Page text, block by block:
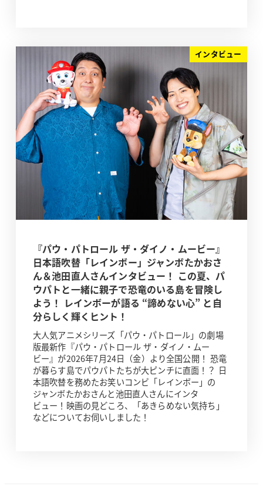
インタビュー
『パウ・パトロール ザ・ダイノ・ムービー』
日本語吹替「レインボー」ジャンボたかおさ
ん＆池田直人さんインタビュー！ この夏、パ
ウパトと一緒に親子で恐竜のいる島を冒険し
よう！ レインボーが語る “諦めない心” と自
分らしく輝くヒント！
大人気アニメシリーズ「パウ・パトロール」の劇場
版最新作『パウ・パトロール ザ・ダイノ・ムー
ビー』が2026年7月24日（金）より全国公開！ 恐竜
が暮らす島でパウパトたちが大ピンチに直面！？ 日
本語吹替を務めたお笑いコンビ「レインボー」の
ジャンボたかおさんと池田直人さんにインタ
ビュー！映画の見どころ、「あきらめない気持ち」
などについてお伺いしました！